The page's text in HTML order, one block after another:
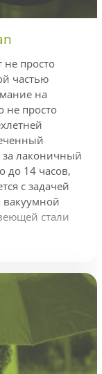
не просто
частью
на
не просто
за лаконичный
до 14 часов,
с задачей
вакуумной
стали